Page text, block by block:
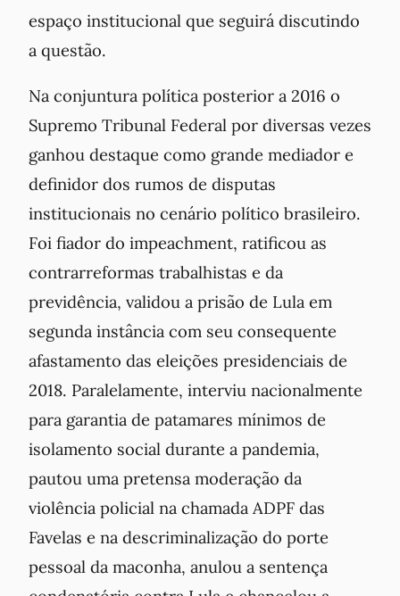
espaço institucional que seguirá discutindo
a questão.
Na conjuntura política posterior a 2016 o
Supremo Tribunal Federal por diversas vezes
ganhou destaque como grande mediador e
definidor dos rumos de disputas
institucionais no cenário político brasileiro.
Foi fiador do impeachment, ratificou as
contrarreformas trabalhistas e da
previdência, validou a prisão de Lula em
segunda instância com seu consequente
afastamento das eleições presidenciais de
2018. Paralelamente, interviu nacionalmente
para garantia de patamares mínimos de
isolamento social durante a pandemia,
pautou uma pretensa moderação da
violência policial na chamada ADPF das
Favelas e na descriminalização do porte
pessoal da maconha, anulou a sentença